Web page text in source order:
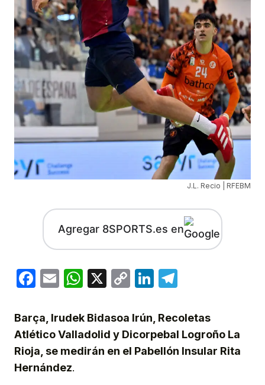
J.L. Recio | RFEBM
Agregar 8SPORTS.es en
Facebook
EmailWhatsApp
X
CopyLinkedIn
Barça, Irudek Bidasoa Irún, Recoletas
Atlético Valladolid y Dicorpebal Logroño La
Rioja, se medirán en el Pabellón Insular Rita
Hernández.